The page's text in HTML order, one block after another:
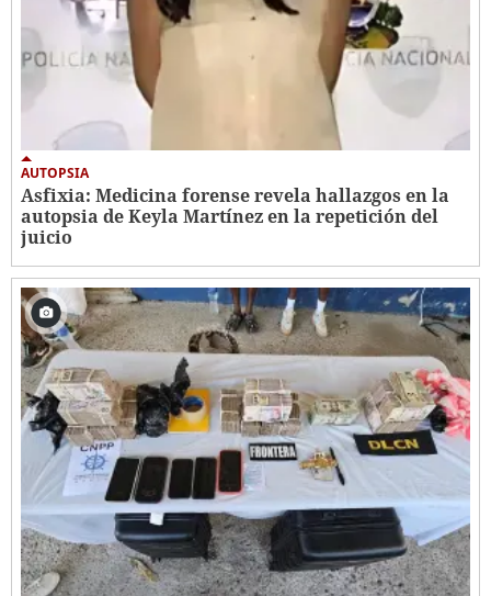
AUTOPSIA
Asfixia: Medicina forense revela hallazgos en la
autopsia de Keyla Martínez en la repetición del
juicio